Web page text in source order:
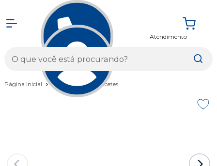
Atendimento
Página Inicial Vestuários Capacetes